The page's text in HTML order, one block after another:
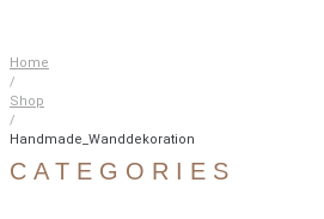
Home
/
Shop
/
Handmade_Wanddekoration
CATEGORIES